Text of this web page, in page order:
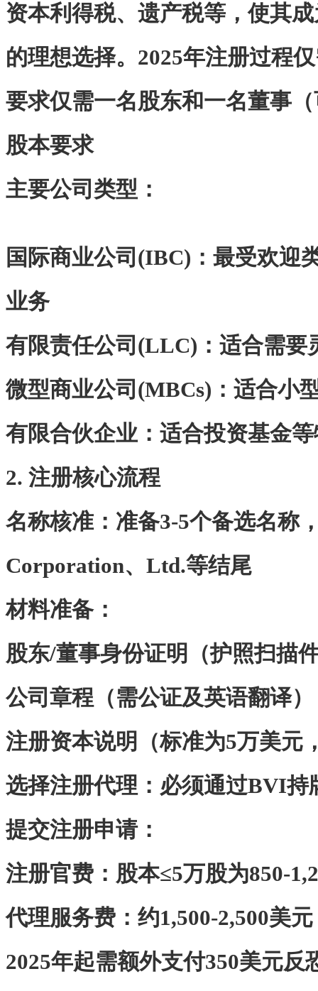
资本利得税、遗产税等，使其
的理想选择。2025年注册过程
要求仅需一名股东和一名董事
股本要求
主要公司类型‌：
国际商业公司(IBC)‌：最受欢迎
业务
有限责任公司(LLC)‌：适合需要
微型商业公司(MBCs)‌：适合小
有限合伙企业‌：适合投资基金
2. 注册核心流程
名称核准‌：准备3-5个备选名称
Corporation、Ltd.等结尾
‌材料准备‌：
股东/董事身份证明（护照扫描
公司章程（需公证及英语翻译）
注册资本说明（标准为5万美元
选择注册代理‌：必须通过BVI持
‌提交注册申请‌：
注册官费：股本≤5万股为850-
代理服务费：约1,500-2,500美元
2025年起需额外支付350美元反